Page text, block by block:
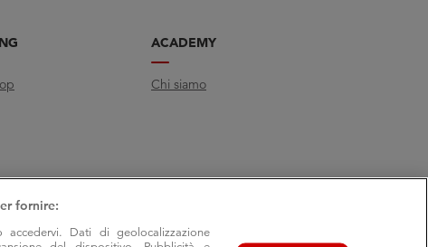
ACADEMY
Chi siamo
fornire:
Dati di geolocalizzazione